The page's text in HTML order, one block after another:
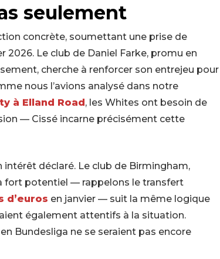
seulement
concrète, soumettant une prise de
Le club de Daniel Farke, promu en
cherche à renforcer son entrejeu pour
nous l’avions analysé dans notre
à Elland Road, les Whites ont besoin de
— Cissé incarne précisément cette
intérêt déclaré. Le club de Birmingham,
fort potentiel — rappelons le transfert
d’euros en janvier — suit la même logique
également attentifs à la situation.
Bundesliga ne se seraient pas encore